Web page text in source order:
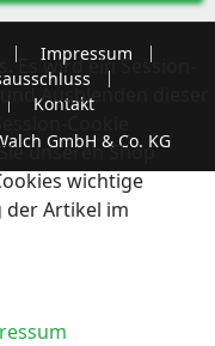
Impressum
Kontakt
GmbH & Co. KG
Es wird ein Session-
Ausblenden dieser
Cookie
unseren Shop
wichtige
der Artikel im